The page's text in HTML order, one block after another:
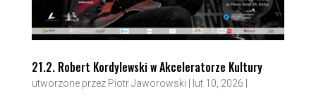
21.2. Robert Kordylewski w Akceleratorze Kultury
utworzone przez Piotr Jaworowski lut 10, 2026